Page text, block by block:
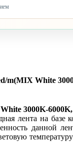
m(MIX White
3000K-
лента на
данной